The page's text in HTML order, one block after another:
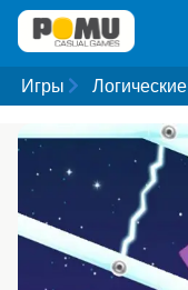
Игры Логические